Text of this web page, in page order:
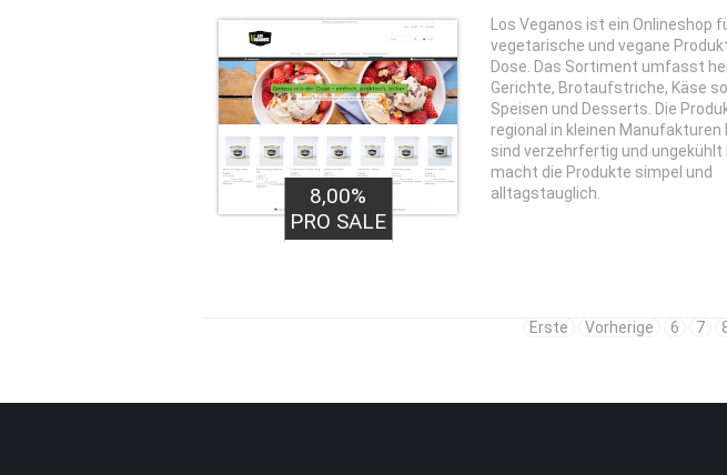
8,00%
PRO SALE
Los Veganos ist ein Onlineshop
vegetarische und vegane
Dose. Das Sortiment umfasst
Gerichte, Brotaufstriche, Käse
Speisen und Desserts. Die
regional in kleinen
sind verzehrfertig und ungekühlt
macht die Produkte simpel und
alltagstauglich.
Erste Vorherige 6 7